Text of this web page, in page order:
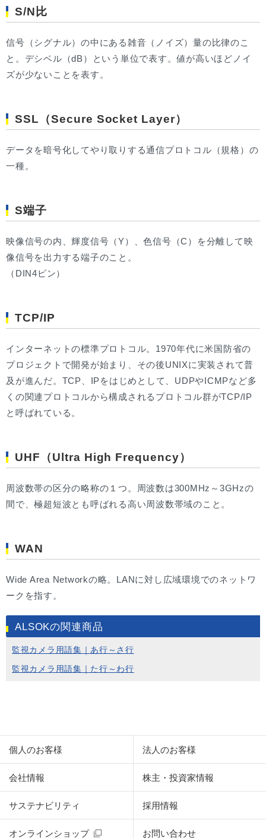
S/N比
信号（シグナル）の中にある雑音（ノイズ）量の比律のこ
と。デシベル（dB）という単位で表す。値が高いほどノイ
ズが少ないことを表す。
SSL（Secure Socket Layer）
データを暗号化してやり取りする通信プロトコル（規格）の
一種。
S端子
映像信号の内、輝度信号（Y）、色信号（C）を分離して映
像信号を出力する端子のこと。
（DIN4ピン）
TCP/IP
インターネットの標準プロトコル。1970年代に米国防省の
プロジェクトで開発が始まり、その後UNIXに実装されて普
及が進んだ。TCP、IPをはじめとして、UDPやICMPなど多
くの関連プロトコルから構成されるプロトコル群がTCP/IP
と呼ばれている。
UHF（Ultra High Frequency）
周波数帯の区分の略称の１つ。周波数は300MHz～3GHzの
間で、極超短波とも呼ばれる高い周波数帯域のこと。
WAN
Wide Area Networkの略。LANに対し広域環境でのネットワ
ークを指す。
ALSOKの関連商品
監視カメラ用語集｜あ行～さ行
監視カメラ用語集｜た行～わ行
個人のお客様 法人のお客様
会社情報 株主・投資家情報
サステナビリティ
オンラインショップ お問い合わせ
採用情報